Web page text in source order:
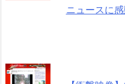
ニュースに